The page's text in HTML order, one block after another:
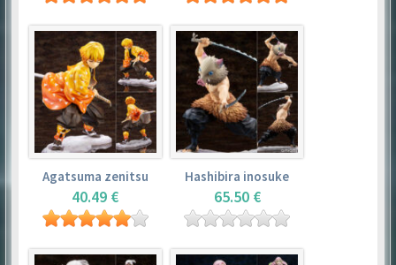
Agatsuma zenitsu
40.49 €
Hashibira inosuke
65.50 €